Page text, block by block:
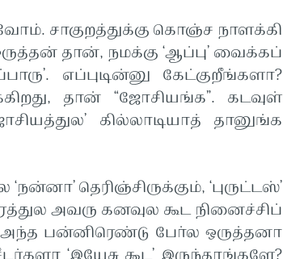
கொஞ்ச நாளக்கி
தான், நமக்கு ‘ஆப்பு’ வைக்கப்
எப்புடின்னு கேட்குறீங்களா?
தான் “ஜோசியங்க”. கடவுள்
கில்லாடியாத் தானுங்க
தெரிஞ்சிருக்கும், ‘புருட்டஸ்’
அவரு கனவுல கூட நினைச்சிப்
பன்னிரெண்டு போ்ல ஒருத்தனா